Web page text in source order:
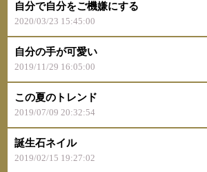
自分で自分をご機嫌にする
2020/03/23 15:45:00
自分の手が可愛い
2019/11/29 16:05:00
この夏のトレンド
2019/07/09 20:32:54
誕生石ネイル
2019/02/15 19:27:02